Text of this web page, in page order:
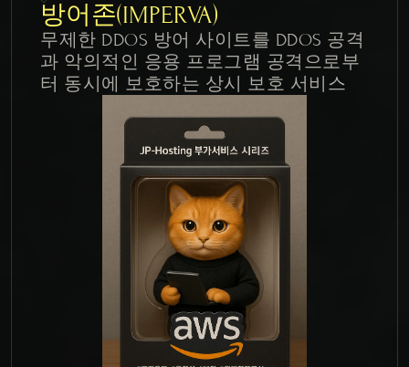
방어존(IMPERVA)
무제한 DDOS 방어 사이트를 DDOS 공격
과 악의적인 응용 프로그램 공격으로부
터 동시에 보호하는 상시 보호 서비스